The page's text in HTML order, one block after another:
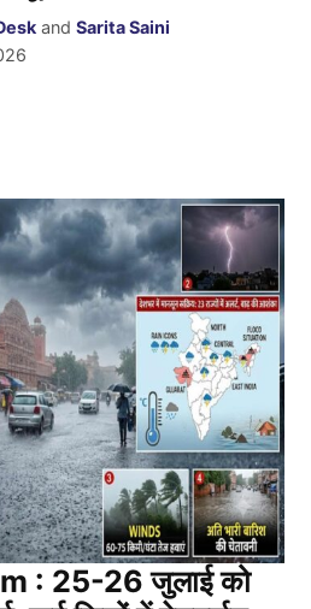
andSarita Saini
: 25-26 जुलाई को